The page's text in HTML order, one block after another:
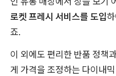
로켓 프레시 서비스를 도입
죠.
이 외에도 편리한 반품 정책
게 가격을 조정하는 다이내